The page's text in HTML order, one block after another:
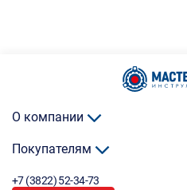
О компании
Покупателям
+7 (3822) 52-34-73